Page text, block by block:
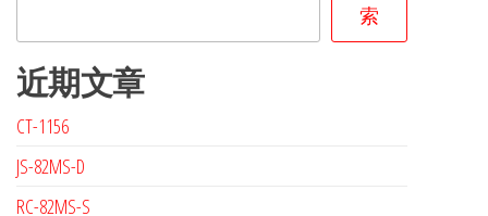
索
近期文章
CT-1156
JS-82MS-D
RC-82MS-S